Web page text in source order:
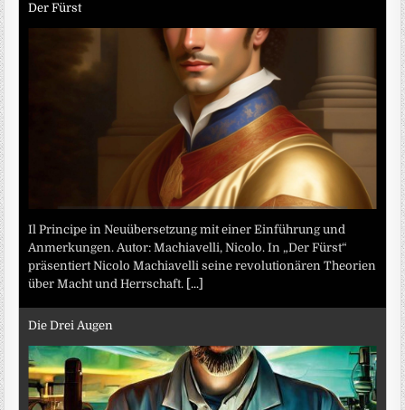
Der Fürst
Il Principe in Neuübersetzung mit einer Einführung und
Anmerkungen. Autor: Machiavelli, Nicolo. In „Der Fürst“
präsentiert Nicolo Machiavelli seine revolutionären Theorien
über Macht und Herrschaft.
[...]
Die Drei Augen